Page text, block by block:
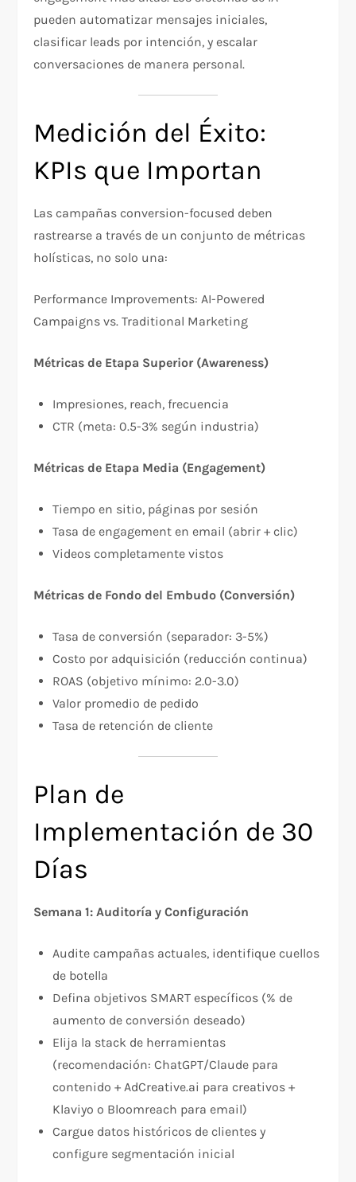
pueden automatizar mensajes iniciales,
clasificar leads por intención, y escalar
conversaciones de manera personal.​
Medición del Éxito:
KPIs que Importan
Las campañas conversion-focused deben
rastrearse a través de un conjunto de métricas
holísticas, no solo una:​
Performance Improvements: AI-Powered
Campaigns vs. Traditional Marketing
Métricas de Etapa Superior (Awareness)
Impresiones, reach, frecuencia
CTR (meta: 0.5-3% según industria)
Métricas de Etapa Media (Engagement)
Tiempo en sitio, páginas por sesión
Tasa de engagement en email (abrir + clic)
Videos completamente vistos
Métricas de Fondo del Embudo (Conversión)
Tasa de conversión (separador: 3-5%)
Costo por adquisición (reducción continua)
ROAS (objetivo mínimo: 2.0-3.0)
Valor promedio de pedido
Tasa de retención de cliente
Plan de
Implementación de 30
Días
Semana 1: Auditoría y Configuración
Audite campañas actuales, identifique cuellos
de botella
Defina objetivos SMART específicos (% de
aumento de conversión deseado)
Elija la stack de herramientas
(recomendación: ChatGPT/Claude para
contenido + AdCreative.ai para creativos +
Klaviyo o Bloomreach para email)
Cargue datos históricos de clientes y
configure segmentación inicial